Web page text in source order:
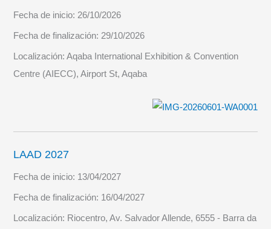
Fecha de inicio: 26/10/2026
Fecha de finalización: 29/10/2026
Localización:Aqaba International Exhibition & Convention
Centre (AIECC), Airport St, Aqaba
LAAD 2027
Fecha de inicio: 13/04/2027
Fecha de finalización: 16/04/2027
Localización: Riocentro, Av. Salvador Allende, 6555 - Barra da